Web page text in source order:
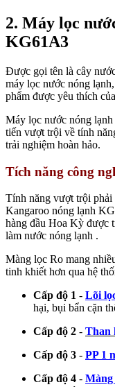
2. Máy lọc
KG61A3
Được gọi tên là cây
máy lọc nước nóng
phẩm được yêu thích
Máy lọc nước nóng
tiến vượt trội về tính
trải nghiệm hoàn hảo.
Tích năng công
Tính năng vượt trội phải
Kangaroo nóng lạnh
hàng đầu Hoa Kỳ được
làm nước nóng lạnh .
Màng lọc Ro mang
tinh khiết hơn qua hệ
Cấp độ 1 - Lõi
hại, bụi bẩn cặn
Cấp độ 2 - Than
Cấp độ 3 - PP 1
Cấp độ 4 - Màng